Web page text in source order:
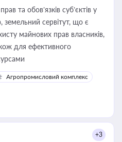
та обов’язків суб’єктів у
земельний сервітут, що є
майнових прав власників,
для ефективного
Агропромисловий комплекс
+3